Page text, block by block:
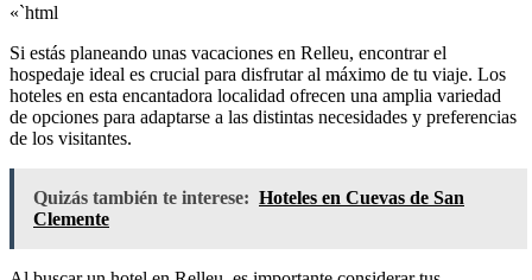
«`html
Si estás planeando unas vacaciones en Relleu, encontrar el
hospedaje ideal es crucial para disfrutar al máximo de tu viaje. Los
hoteles en esta encantadora localidad ofrecen una amplia variedad
de opciones para adaptarse a las distintas necesidades y preferencias
de los visitantes.
Quizás también te interese: Hoteles en Cuevas de San
Clemente